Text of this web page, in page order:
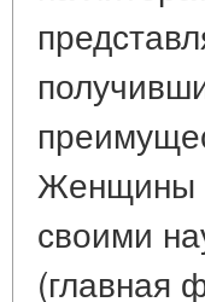
Женщины
своими
(главная